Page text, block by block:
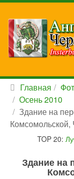
Главная
Осень 2010
Здание на
Комсомольской,
TOP 20:
Здание на